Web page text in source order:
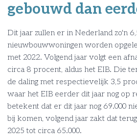
gebouwd dan
Dit jaar zullen er in Nederland zo'n
nieuwbouwwoningen worden
met 2022. Volgend jaar volgt een
circa 8 procent, aldus het EIB. Die
de daling met respectievelijk 3,5
waar het EIB eerder dit jaar nog op
betekent dat er dit jaar nog 69.000
bij komen, volgend jaar zakt dat
2025 tot circa 65.000.